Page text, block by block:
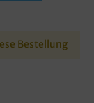
Bestellung